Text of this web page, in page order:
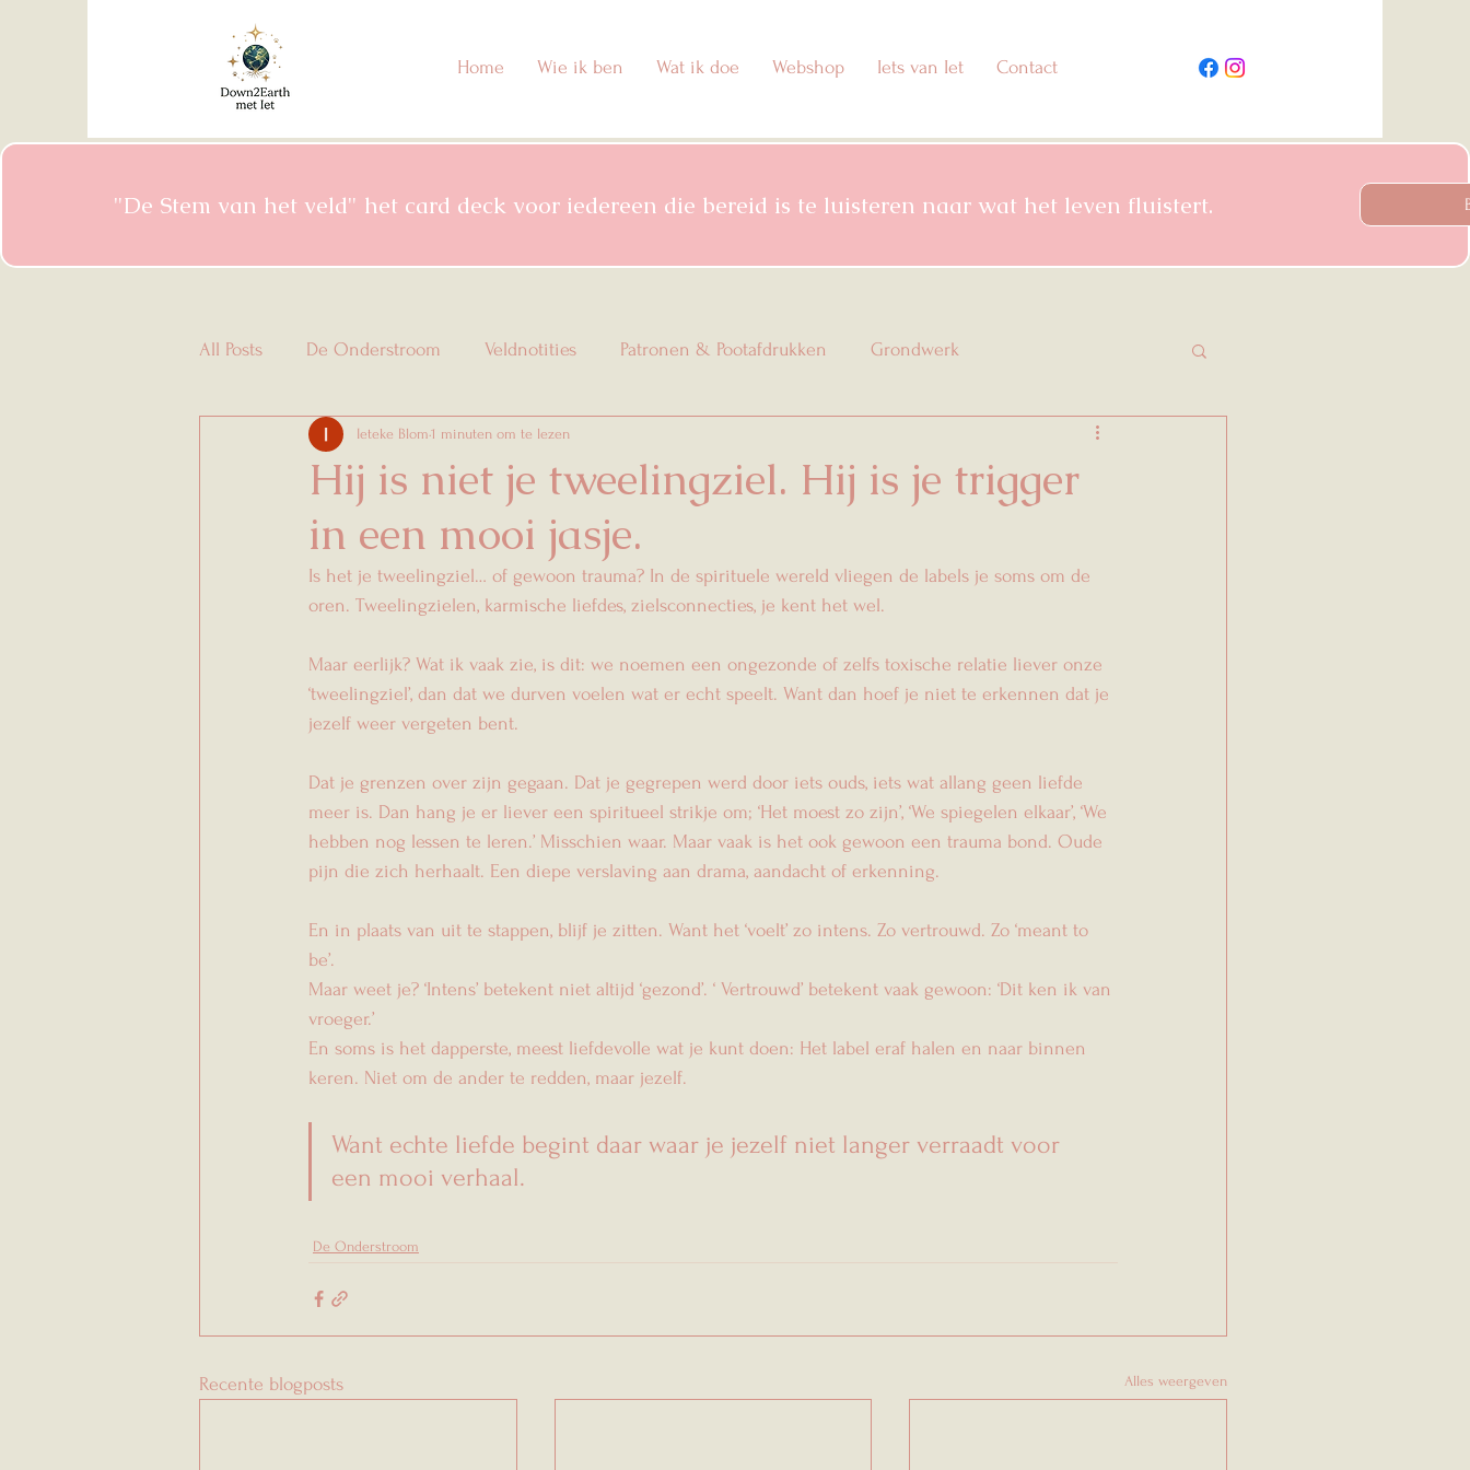
Home Wie ik ben Wat ik doe Webshop Iets van Iet Contact
"De Stem van het veld" het card deck voor iedereen die bereid is te luisteren naar wat het leven fluistert.
All Posts De Onderstroom Veldnotities Patronen & Pootafdrukken Grondwerk
Hij is niet je tweelingziel. Hij is je trigger
in een mooi jasje.
Ieteke Blom 1 minuten om te lezen
Is het je tweelingziel… of gewoon trauma? In de spirituele wereld vliegen de labels je soms om de
oren. Tweelingzielen, karmische liefdes, zielsconnecties, je kent het wel.
Maar eerlijk? Wat ik vaak zie, is dit: we noemen een ongezonde of zelfs toxische relatie liever onze
‘tweelingziel’, dan dat we durven voelen wat er echt speelt. Want dan hoef je niet te erkennen dat je
jezelf weer vergeten bent.
Dat je grenzen over zijn gegaan. Dat je gegrepen werd door iets ouds, iets wat allang geen liefde
meer is. Dan hang je er liever een spiritueel strikje om; ‘Het moest zo zijn’, ‘We spiegelen elkaar’, ‘We
hebben nog lessen te leren.’ Misschien waar. Maar vaak is het ook gewoon een trauma bond. Oude
pijn die zich herhaalt. Een diepe verslaving aan drama, aandacht of erkenning.
En in plaats van uit te stappen, blijf je zitten. Want het ‘voelt’ zo intens. Zo vertrouwd. Zo ‘meant to
be’.
Maar weet je? ‘Intens’ betekent niet altijd ‘gezond’. ‘ Vertrouwd’ betekent vaak gewoon: ‘Dit ken ik van
vroeger.’
En soms is het dapperste, meest liefdevolle wat je kunt doen: Het label eraf halen en naar binnen
keren. Niet om de ander te redden, maar jezelf.
Want echte liefde begint daar waar je jezelf niet langer verraadt voor
een mooi verhaal.
De Onderstroom
Recente blogposts Alles weergeven